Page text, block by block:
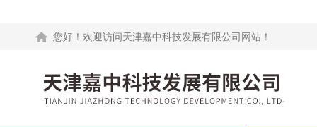
您好！欢迎访问天津嘉中科技发展有限公司网站！